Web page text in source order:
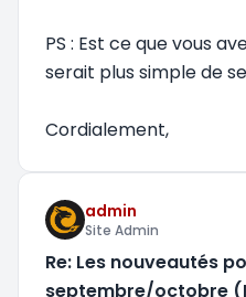
PS : Est ce que vous
serait plus simple de
Cordialement,
admin
Site Admin
Re: Les nouveautés
septembre/octobre